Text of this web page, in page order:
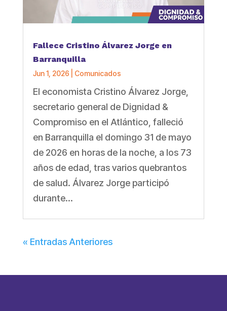
Fallece Cristino Álvarez Jorge en
Barranquilla
Jun 1, 2026 Comunicados
El economista Cristino Álvarez Jorge,
secretario general de Dignidad &
Compromiso en el Atlántico, falleció
en Barranquilla el domingo 31 de mayo
de 2026 en horas de la noche, a los 73
años de edad, tras varios quebrantos
de salud. Álvarez Jorge participó
durante...
« Entradas Anteriores